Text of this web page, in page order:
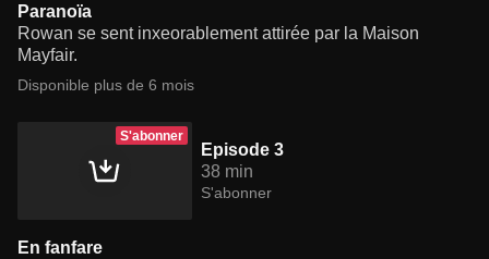
Paranoïa
Rowan se sent inxeorablement attirée par la Maison
Mayfair.
Disponible plus de 6 mois
S'abonner
Episode 3
38 min
S'abonner
En fanfare